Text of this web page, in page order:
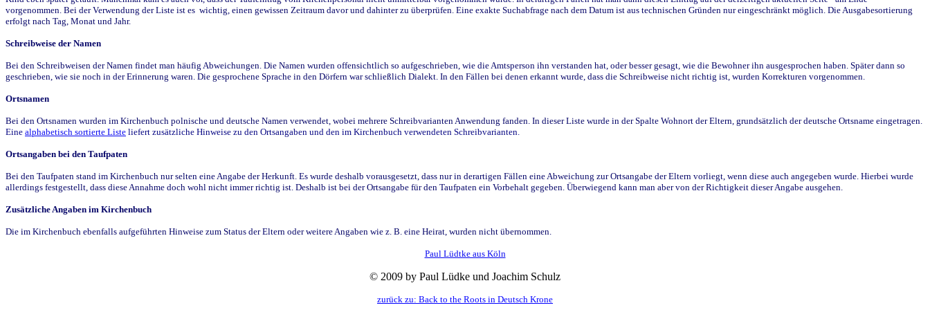
vorgenommen. Bei der Verwendung der Liste ist es wichtig, einen gewissen Zeitraum davor und dahinter zu überprüfen. Eine exakte Suchabfrage nach dem Datum ist aus technischen Gründen nur eingeschränkt möglich. Die Ausgabesortierung
erfolgt nach Tag, Monat und Jahr.
Schreibweise der Namen
Bei den Schreibweisen der Namen findet man häufig Abweichungen. Die Namen wurden offensichtlich so aufgeschrieben, wie die Amtsperson ihn verstanden hat, oder besser gesagt, wie die Bewohner ihn ausgesprochen haben. Später dann so
geschrieben, wie sie noch in der Erinnerung waren. Die gesprochene Sprache in den Dörfern war schließlich Dialekt. In den Fällen bei denen erkannt wurde, dass die Schreibweise nicht richtig ist, wurden Korrekturen vorgenommen.
Ortsnamen
Bei den Ortsnamen wurden im Kirchenbuch polnische und deutsche Namen verwendet, wobei mehrere Schreibvarianten Anwendung fanden. In dieser Liste wurde in der Spalte Wohnort der Eltern, grundsätzlich der deutsche Ortsname eingetragen.
Eine alphabetisch sortierte Liste liefert zusätzliche Hinweise zu den Ortsangaben und den im Kirchenbuch verwendeten Schreibvarianten.
Ortsangaben bei den Taufpaten
Bei den Taufpaten stand im Kirchenbuch nur selten eine Angabe der Herkunft. Es wurde deshalb vorausgesetzt, dass nur in derartigen Fällen eine Abweichung zur Ortsangabe der Eltern vorliegt, wenn diese auch angegeben wurde. Hierbei wurde
allerdings festgestellt, dass diese Annahme doch wohl nicht immer richtig ist. Deshalb ist bei der Ortsangabe für den Taufpaten ein Vorbehalt gegeben. Überwiegend kann man aber von der Richtigkeit dieser Angabe ausgehen.
Zusätzliche Angaben im Kirchenbuch
Die im Kirchenbuch ebenfalls aufgeführten Hinweise zum Status der Eltern oder weitere Angaben wie z. B. eine Heirat, wurden nicht übernommen.
Paul Lüdtke aus Köln
© 2009 by Paul Lüdke und Joachim Schulz
zurück zu: Back to the Roots in Deutsch Krone